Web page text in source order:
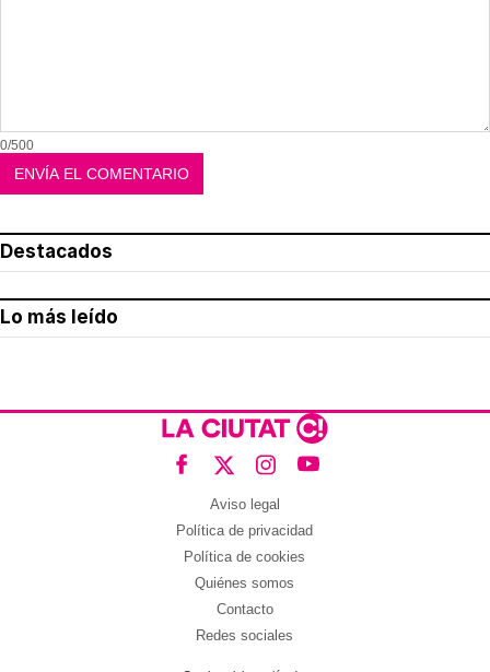
0/500
Destacados
Lo más leído
Aviso legal
Política de privacidad
Política de cookies
Quiénes somos
Contacto
Redes sociales